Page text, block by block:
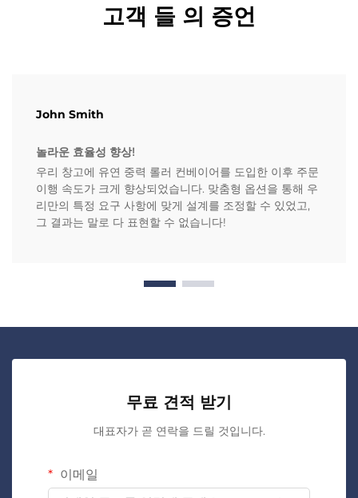
고객 들 의 증언
John Smith
놀라운 효율성 향상!
우리 창고에 유연 중력 롤러 컨베이어를 도입한 이후 주문
이행 속도가 크게 향상되었습니다. 맞춤형 옵션을 통해 우
리만의 특정 요구 사항에 맞게 설계를 조정할 수 있었고,
그 결과는 말로 다 표현할 수 없습니다!
무료 견적 받기
대표자가 곧 연락을 드릴 것입니다.
이메일